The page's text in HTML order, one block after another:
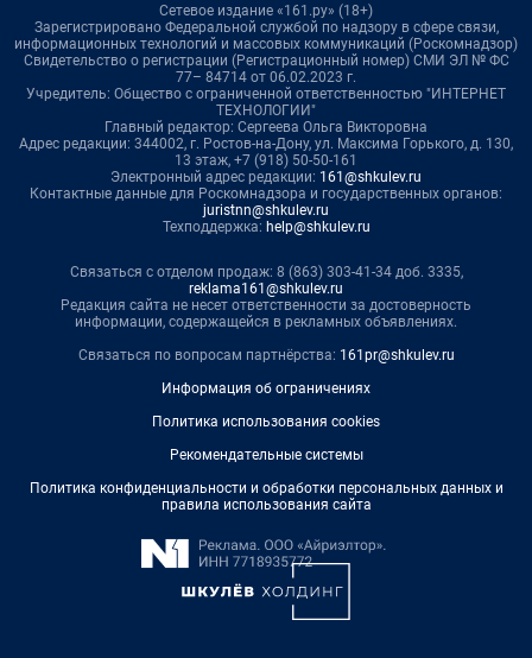
Сетевое издание «161.ру» (18+)
Зарегистрировано Федеральной службой по надзору в сфере связи,
информационных технологий и массовых коммуникаций (Роскомнадзор)
Свидетельство о регистрации (Регистрационный номер) СМИ ЭЛ № ФС
77– 84714 от 06.02.2023 г.
Учредитель: Общество с ограниченной ответственностью "ИНТЕРНЕТ
ТЕХНОЛОГИИ"
Главный редактор: Сергеева Ольга Викторовна
Адрес редакции: 344002, г. Ростов-на-Дону, ул. Максима Горького, д. 130,
13 этаж, +7 (918) 50-50-161
Электронный адрес редакции: 161@shkulev.ru
Контактные данные для Роскомнадзора и государственных органов:
juristnn@shkulev.ru
Техподдержка: help@shkulev.ru
Связаться с отделом продаж: 8 (863) 303-41-34 доб. 3335,
reklama161@shkulev.ru
Редакция сайта не несет ответственности за достоверность
информации, содержащейся в рекламных объявлениях.
Связаться по вопросам партнёрства: 161pr@shkulev.ru
Информация об ограничениях
Политика использования cookies
Рекомендательные системы
Политика конфиденциальности и обработки персональных данных и
правила использования сайта